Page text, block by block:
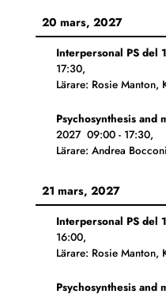
20 mars, 2027
Interpersonal PS del 1
17:30,
Lärare: Rosie Manton,
Psychosynthesis and
2027 09:00- 17:30,
Lärare: Andrea Bocconi
21 mars, 2027
Interpersonal PS del 1
16:00,
Lärare: Rosie Manton,
Psychosynthesis and